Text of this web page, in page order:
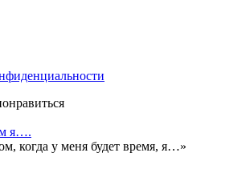
я….
когда у меня будет время, я…»